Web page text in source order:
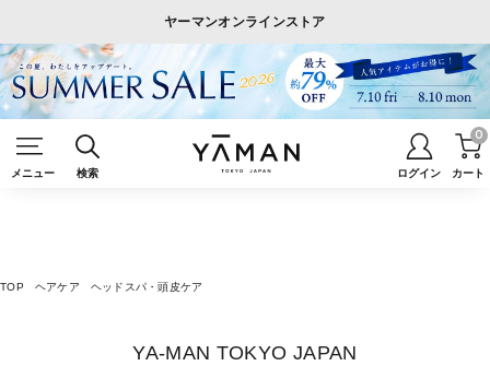
ヤーマンオンラインストア
メニュー 検索 ログイン カート
0
TOP ヘアケア ヘッドスパ・頭皮ケア
YA-MAN TOKYO JAPAN